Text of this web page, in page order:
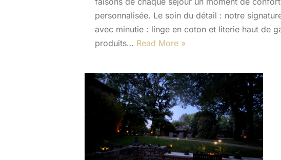
personnalisée. Le soin du détail : notre
avec minutie : linge en coton et literie haut de
produits… Read More »